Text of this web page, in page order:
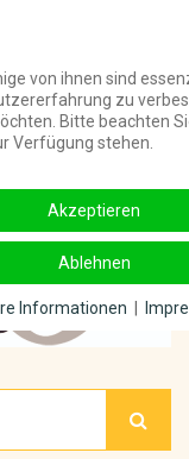
von ihnen sind
zu
Bitte beachten
Verfügung stehen.
Akzeptieren
Ablehnen
Informationen